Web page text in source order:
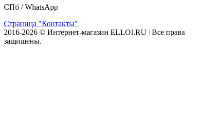
СПб /WhatsApp
Страница "Контакты"
2016-2026 © Интернет-магазин ELLOI.RU | Все права
защищены.